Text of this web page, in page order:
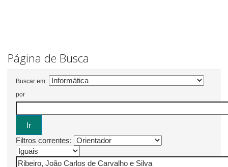
Página de Busca
Buscar em:
por
Filtros correntes: